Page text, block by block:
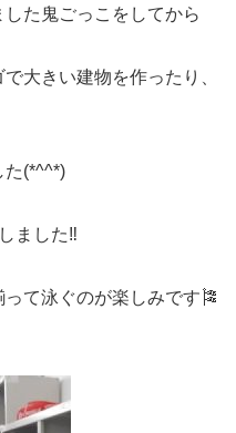
た鬼ごっこをしてから
大きい建物を作ったり、
た(*^^*)
ました‼
て泳ぐのが楽しみです🎏